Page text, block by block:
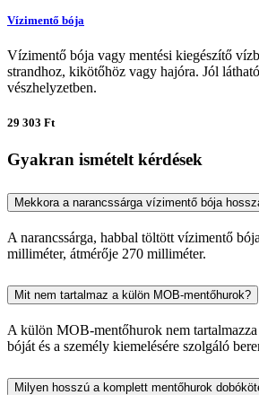
Vízimentő bója
Vízimentő bója vagy mentési kiegészítő
strandhoz, kikötőhöz vagy hajóra. Jól
vészhelyzetben.
29 303 Ft
Gyakran ismételt kérdések
Mekkora a narancssárga vízimentő bója
A narancssárga, habbal töltött vízimentő
milliméter, átmérője 270 milliméter.
Mit nem tartalmaz a külön MOB-mentőhurok?
A külön MOB-mentőhurok nem tartalmazza
bóját és a személy kiemelésére szolgáló
Milyen hosszú a komplett mentőhurok